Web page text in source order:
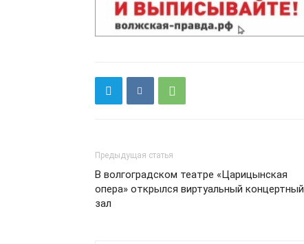
Предыдущая статья
В волгоградском театре «Царицынская
опера» открылся виртуальный концертный
зал